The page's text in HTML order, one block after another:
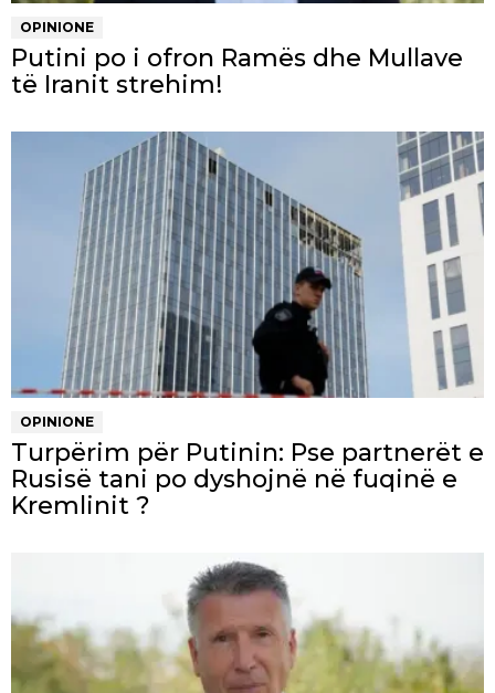
OPINIONE
Putini po i ofron Ramës dhe Mullave
të Iranit strehim!
OPINIONE
Turpërim për Putinin: Pse partnerët e
Rusisë tani po dyshojnë në fuqinë e
Kremlinit ?